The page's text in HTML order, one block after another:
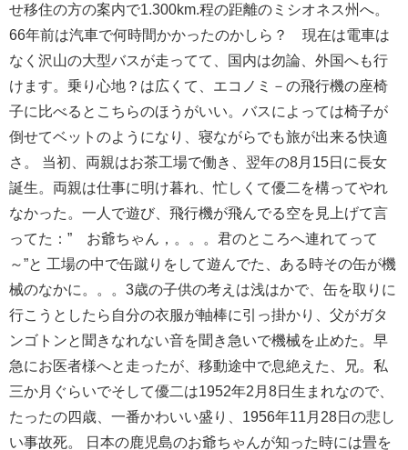
せ移住の方の案内で1.300km.程の距離のミシオネス州へ。
66年前は汽車で何時間かかったのかしら？ 現在は電車は
なく沢山の大型バスが走ってて、国内は勿論、外国へも行
けます。乗り心地？は広くて、エコノミ－の飛行機の座椅
子に比べるとこちらのほうがいい。バスによっては椅子が
倒せてベットのようになり、寝ながらでも旅が出来る快適
さ。 当初、両親はお茶工場で働き、翌年の8月15日に長女
誕生。両親は仕事に明け暮れ、忙しくて優二を構ってやれ
なかった。一人で遊び、飛行機が飛んでる空を見上げて言
ってた：” お爺ちゃん，。。。君のところへ連れてって
～”と 工場の中で缶蹴りをして遊んでた、ある時その缶が機
械のなかに。。。3歳の子供の考えは浅はかで、缶を取りに
行こうとしたら自分の衣服が軸棒に引っ掛かり、父がガタ
ンゴトンと聞きなれない音を聞き急いで機械を止めた。早
急にお医者様へと走ったが、移動途中で息絶えた、兄。私
三か月ぐらいでそして優二は1952年2月8日生まれなので、
たったの四歳、一番かわいい盛り、1956年11月28日の悲し
い事故死。 日本の鹿児島のお爺ちゃんが知った時には畳を